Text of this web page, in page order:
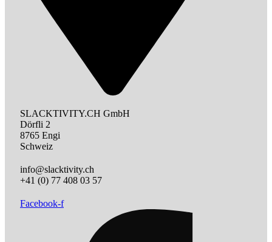
SLACKTIVITY.CH GmbH
Dörfli 2
8765 Engi
Schweiz
info@slacktivity.ch
+41 (0) 77 408 03 57
Facebook-f